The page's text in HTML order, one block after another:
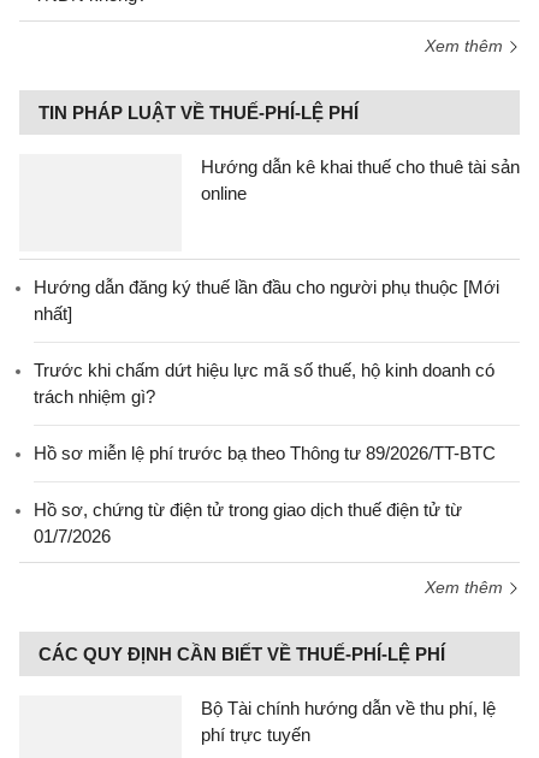
Xem thêm
TIN PHÁP LUẬT VỀ THUẾ-PHÍ-LỆ PHÍ
Hướng dẫn kê khai thuế cho thuê tài sản
online
Hướng dẫn đăng ký thuế lần đầu cho người phụ thuộc [Mới
nhất]
Trước khi chấm dứt hiệu lực mã số thuế, hộ kinh doanh có
trách nhiệm gì?
Hồ sơ miễn lệ phí trước bạ theo Thông tư 89/2026/TT-BTC
Hồ sơ, chứng từ điện tử trong giao dịch thuế điện tử từ
01/7/2026
Xem thêm
CÁC QUY ĐỊNH CẦN BIẾT VỀ THUẾ-PHÍ-LỆ PHÍ
Bộ Tài chính hướng dẫn về thu phí, lệ
phí trực tuyến